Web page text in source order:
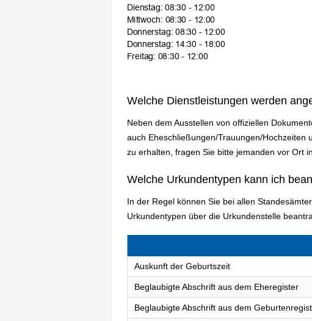
Welche Dienstleistungen werden
Neben dem Ausstellen von offiziellen
auch Eheschließungen/Trauungen/Hochzeiten
zu erhalten, fragen Sie bitte jemanden vor Ort
Welche Urkundentypen kann ich
In der Regel können Sie bei allen
Urkundentypen über die Urkundenstelle
Auskunft der Geburtszeit
Beglaubigte Abschrift aus dem Eheregister
Beglaubigte Abschrift aus dem